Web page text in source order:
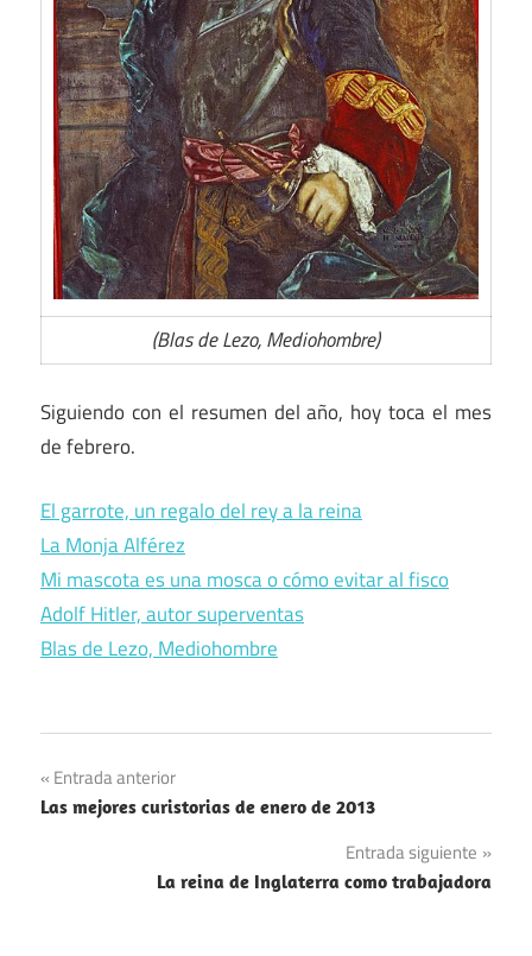
(Blas de Lezo, Mediohombre)
Siguiendo con el resumen del año, hoy toca el mes
de febrero.
El garrote, un regalo del rey a la reina
La Monja Alférez
Mi mascota es una mosca o cómo evitar al fisco
Adolf Hitler, autor superventas
Blas de Lezo, Mediohombre
Navegación
de
entradas
Entrada anterior
Las mejores curistorias de enero de 2013
Entrada siguiente
La reina de Inglaterra como trabajadora